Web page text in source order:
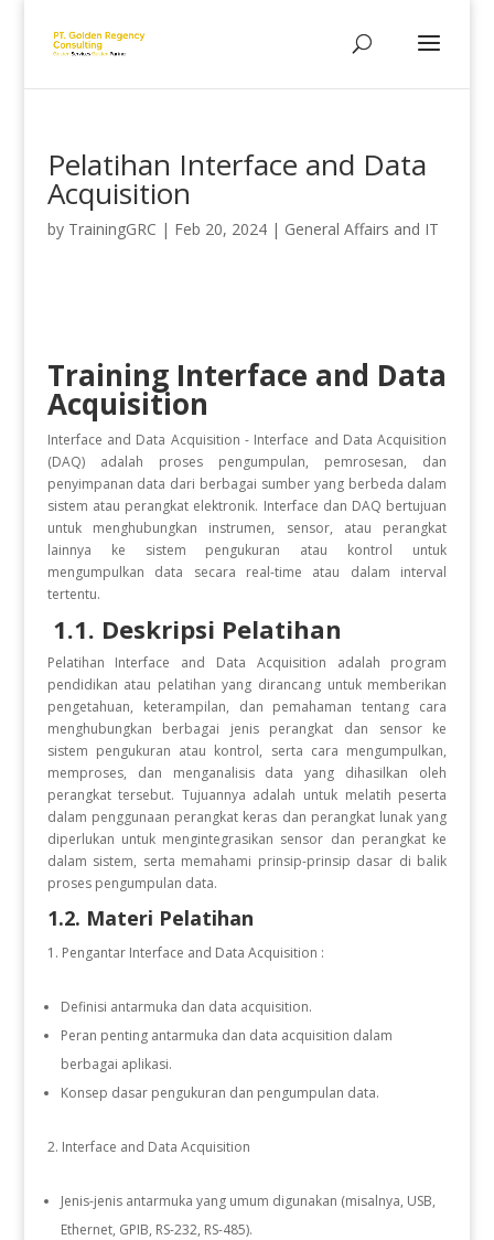
Pelatihan Interface and Data
Acquisition
by TrainingGRC | Feb 20, 2024| General Affairs and IT
Training Interface and Data
Acquisition
Interface and Data Acquisition - Interface and Data Acquisition
(DAQ) adalah proses pengumpulan, pemrosesan, dan
penyimpanan data dari berbagai sumber yang berbeda dalam
sistem atau perangkat elektronik. Interface dan DAQ bertujuan
untuk menghubungkan instrumen, sensor, atau perangkat
lainnya ke sistem pengukuran atau kontrol untuk
mengumpulkan data secara real-time atau dalam interval
tertentu.
1.1. Deskripsi Pelatihan
Pelatihan Interface and Data Acquisition adalah program
pendidikan atau pelatihan yang dirancang untuk memberikan
pengetahuan, keterampilan, dan pemahaman tentang cara
menghubungkan berbagai jenis perangkat dan sensor ke
sistem pengukuran atau kontrol, serta cara mengumpulkan,
memproses, dan menganalisis data yang dihasilkan oleh
perangkat tersebut. Tujuannya adalah untuk melatih peserta
dalam penggunaan perangkat keras dan perangkat lunak yang
diperlukan untuk mengintegrasikan sensor dan perangkat ke
dalam sistem, serta memahami prinsip-prinsip dasar di balik
proses pengumpulan data.
1.2. Materi Pelatihan
Pengantar Interface and Data Acquisition :
Definisi antarmuka dan data acquisition.
Peran penting antarmuka dan data acquisition dalam
berbagai aplikasi.
Konsep dasar pengukuran dan pengumpulan data.
Interface and Data Acquisition
Jenis-jenis antarmuka yang umum digunakan (misalnya, USB,
Ethernet, GPIB, RS-232, RS-485).